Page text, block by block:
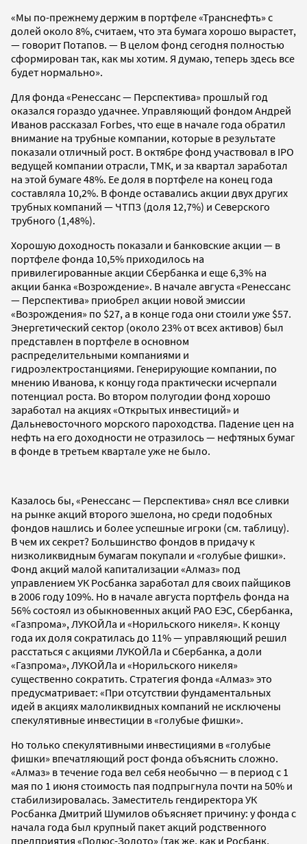
«Мы по-прежнему держим в портфеле «Транснефть» с
долей около 8%, считаем, что эта бумага хорошо вырастет,
— говорит Потапов. — В целом фонд сегодня полностью
сформирован так, как мы хотим. Я думаю, теперь здесь все
будет нормально».
Для фонда «Ренессанс — Перспектива» прошлый год
оказался гораздо удачнее. Управляющий фондом Андрей
Иванов рассказал Forbes, что еще в начале года обратил
внимание на трубные компании, которые в результате
показали отличный рост. В октябре фонд участвовал в IPO
ведущей компании отрасли, ТМК, и за квартал заработал
на этой бумаге 48%. Ее доля в портфеле на конец года
составляла 10,2%. В фонде оставались акции двух других
трубных компаний — ЧТПЗ (доля 12,7%) и Северского
трубного (1,48%).
Хорошую доходность показали и банковские акции — в
портфеле фонда 10,5% приходилось на
привилегированные акции Сбербанка и еще 6,3% на
акции банка «Возрождение». В начале августа «Ренессанс
— Перспектива» приобрел акции новой эмиссии
«Возрождения» по $27, а в конце года они стоили уже $57.
Энергетический сектор (около 23% от всех активов) был
представлен в портфеле в основном
распределительными компаниями и
гидроэлектростанциями. Генерирующие компании, по
мнению Иванова, к концу года практически исчерпали
потенциал роста. Во втором полугодии фонд хорошо
заработал на акциях «Открытых инвестиций» и
Дальневосточного морского пароходства. Падение цен на
нефть на его доходности не отразилось — нефтяных бумаг
в фонде в третьем квартале уже не было.
Казалось бы, «Ренессанс — Перспектива» снял все сливки
на рынке акций второго эшелона, но среди подобных
фондов нашлись и более успешные игроки (см. таблицу).
В чем их секрет? Большинство фондов в придачу к
низколиквидным бумагам покупали и «голубые фишки».
Фонд акций малой капитализации «Алмаз» под
управлением УК Росбанка заработал для своих пайщиков
в 2006 году 109%. Но в начале августа портфель фонда на
56% состоял из обыкновенных акций РАО ЕЭС, Сбербанка,
«Газпрома», ЛУКОЙЛа и «Норильского никеля». К концу
года их доля сократилась до 11% — управляющий решил
расстаться с акциями ЛУКОЙЛа и Сбербанка, а доли
«Газпрома», ЛУКОЙЛа и «Норильского никеля»
существенно сократить. Стратегия фонда «Алмаз» это
предусматривает: «При отсутствии фундаментальных
идей в акциях малоликвидных компаний не исключены
спекулятивные инвестиции в «голубые фишки».
Но только спекулятивными инвестициями в «голубые
фишки» впечатляющий рост фонда объяснить сложно.
«Алмаз» в течение года вел себя необычно — в период с 1
мая по 1 июня стоимость пая подпрыгнула почти на 50% и
стабилизировалась. Заместитель гендиректора УК
Росбанка Дмитрий Шумилов объясняет причину: у фонда с
начала года был крупный пакет акций родственного
предприятия «Полюс-Золото» (так же, как и Росбанк,